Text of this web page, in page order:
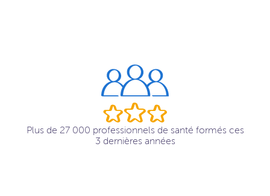
Plus de 27 000 professionnels de santé formés ces
3 dernières années